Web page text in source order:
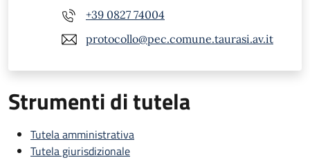
+39 0827 74004
protocollo@pec.comune.taurasi.av.it
Strumenti di tutela
Tutela amministrativa
Tutela giurisdizionale